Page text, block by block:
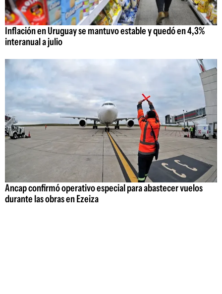
Inflación en Uruguay se mantuvo estable y quedó en 4,3%
interanual a julio
Ancap confirmó operativo especial para abastecer vuelos
durante las obras en Ezeiza